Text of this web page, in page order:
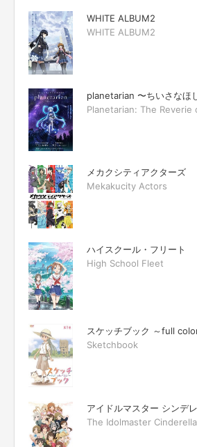
WHITE ALBUM2
WHITE ALBUM2
planetarian 〜ちいさなほ
Planetarian: The Reverie
メカクシティアクターズ
Mekakucity Actors
ハイスクール・フリート
High School Fleet
スケッチブック ～full
Sketchbook
アイドルマスター シンデ
The Idolmaster